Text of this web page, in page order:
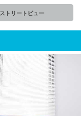
ストリートビュー